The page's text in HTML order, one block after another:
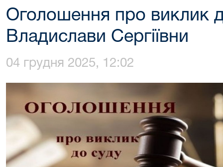
Оголошення про виклик
Владислави Сергіївни
04 грудня 2025, 12:02